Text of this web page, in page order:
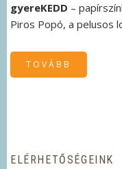
gyereKEDD –
Piros Popó, a pelusos
TOVÁBB
)
ELÉRHETŐSÉGEINK